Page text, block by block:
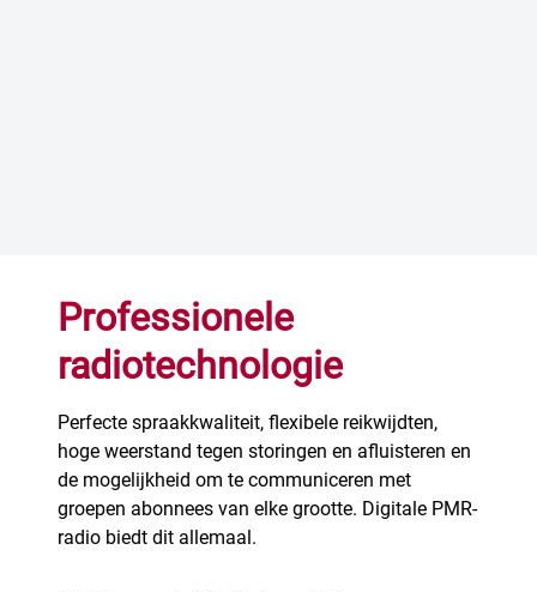
Professionele
radiotechnologie
Perfecte spraakkwaliteit, flexibele reikwijdten,
hoge weerstand tegen storingen en afluisteren en
de mogelijkheid om te communiceren met
groepen abonnees van elke grootte. Digitale PMR-
radio biedt dit allemaal.